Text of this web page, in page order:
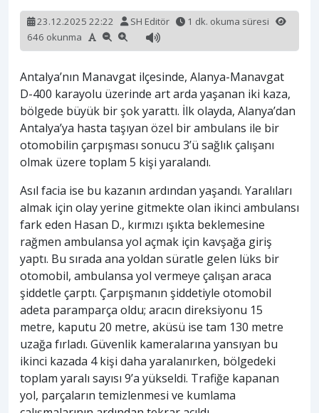
23.12.2025 22:22 SH Editör
1 dk. okuma süresi
646 okunma
Antalya’nın Manavgat ilçesinde, Alanya-Manavgat
D-400 karayolu üzerinde art arda yaşanan iki kaza,
bölgede büyük bir şok yarattı. İlk olayda, Alanya’dan
Antalya’ya hasta taşıyan özel bir ambulans ile bir
otomobilin çarpışması sonucu 3’ü sağlık çalışanı
olmak üzere toplam 5 kişi yaralandı.
Asıl facia ise bu kazanın ardından yaşandı. Yaralıları
almak için olay yerine gitmekte olan ikinci ambulansı
fark eden Hasan D., kırmızı ışıkta beklemesine
rağmen ambulansa yol açmak için kavşağa giriş
yaptı. Bu sırada ana yoldan süratle gelen lüks bir
otomobil, ambulansa yol vermeye çalışan araca
şiddetle çarptı. Çarpışmanın şiddetiyle otomobil
adeta paramparça oldu; aracın direksiyonu 15
metre, kaputu 20 metre, aküsü ise tam 130 metre
uzağa fırladı. Güvenlik kameralarına yansıyan bu
ikinci kazada 4 kişi daha yaralanırken, bölgedeki
toplam yaralı sayısı 9’a yükseldi. Trafiğe kapanan
yol, parçaların temizlenmesi ve kumlama